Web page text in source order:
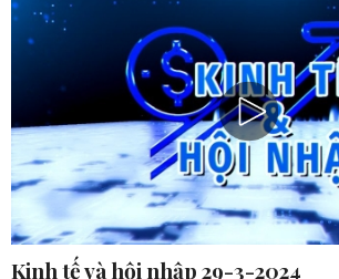
Kinh tế và hội nhập 29-3-2024